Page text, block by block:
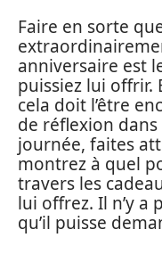
Faire en sorte
anniversaire est
puissiez lui offrir.
cela doit l’être
de réflexion
journée, faites
montrez à quel
travers les
lui offrez. Il n’y a
qu’il puisse